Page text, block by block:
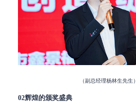
（副总经理杨林生先生）
02辉煌的颁奖盛典